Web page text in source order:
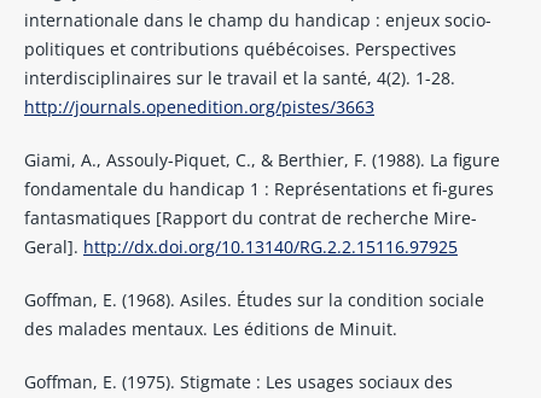
internationale dans le champ du handicap : enjeux socio-
politiques et contributions québécoises. Perspectives
interdisciplinaires sur le travail et la santé, 4(2). 1-28.
http://journals.openedition.org/pistes/3663
Giami, A., Assouly-Piquet, C., & Berthier, F. (1988). La figure
fondamentale du handicap 1 : Représentations et fi-gures
fantasmatiques [Rapport du contrat de recherche Mire-
Geral]. http://dx.doi.org/10.13140/RG.2.2.15116.97925
Goffman, E. (1968). Asiles. Études sur la condition sociale
des malades mentaux. Les éditions de Minuit.
Goffman, E. (1975). Stigmate : Les usages sociaux des